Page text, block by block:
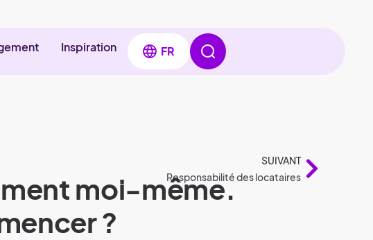
Inspiration FR
SUIVANT
Responsabilité des locataires
moi-même.
?